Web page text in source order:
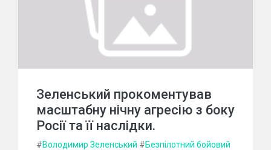
Зеленський прокоментував
масштабну нічну агресію з боку
Росії та її наслідки.
#Володимир Зеленський #Безпілотний бойовий